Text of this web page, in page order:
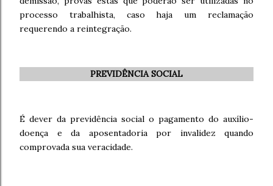
processo trabalhista, caso haja um reclamação
requerendo a reintegração.
PREVIDÊNCIA SOCIAL
É dever da previdência social o pagamento do auxílio-
doença e da aposentadoria por invalidez quando
comprovada sua veracidade.